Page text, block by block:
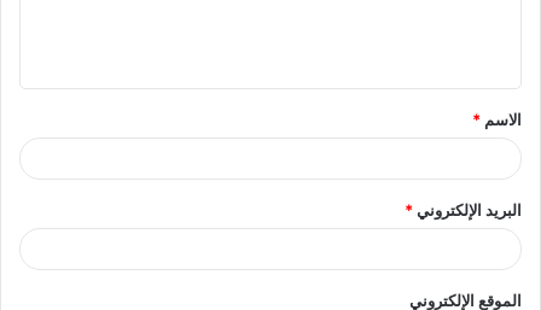
ق
*
الاسم *
البريد الإلكتروني*
الموقع الإلكتروني